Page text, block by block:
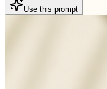
Use this prompt